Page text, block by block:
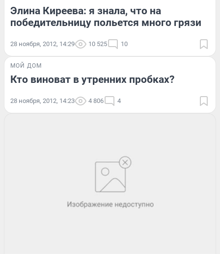
Элина Киреева: я знала, что на
победительницу польется много грязи
28 ноября, 2012, 14:29 10 525 10
МОЙ ДОМ
Кто виноват в утренних пробках?
28 ноября, 2012, 14:23 4 806 4